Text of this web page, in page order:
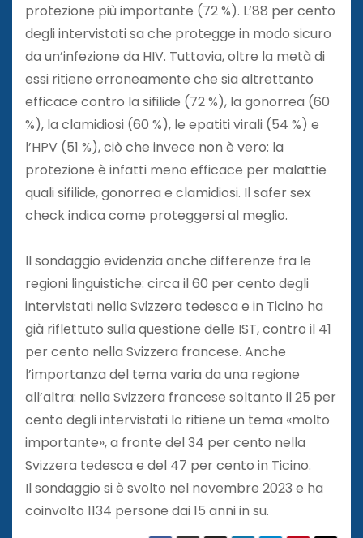
protezione più importante (72 %). L’88 per cento
degli intervistati sa che protegge in modo sicuro
da un’infezione da HIV. Tuttavia, oltre la metà di
essi ritiene erroneamente che sia altrettanto
efficace contro la sifilide (72 %), la gonorrea (60
%), la clamidiosi (60 %), le epatiti virali (54 %) e
l’HPV (51 %), ciò che invece non è vero: la
protezione è infatti meno efficace per malattie
quali sifilide, gonorrea e clamidiosi. Il safer sex
check indica come proteggersi al meglio.
Il sondaggio evidenzia anche differenze fra le
regioni linguistiche: circa il 60 per cento degli
intervistati nella Svizzera tedesca e in Ticino ha
già riflettuto sulla questione delle IST, contro il 41
per cento nella Svizzera francese. Anche
l’importanza del tema varia da una regione
all’altra: nella Svizzera francese soltanto il 25 per
cento degli intervistati lo ritiene un tema «molto
importante», a fronte del 34 per cento nella
Svizzera tedesca e del 47 per cento in Ticino.
Il sondaggio si è svolto nel novembre 2023 e ha
coinvolto 1134 persone dai 15 anni in su.